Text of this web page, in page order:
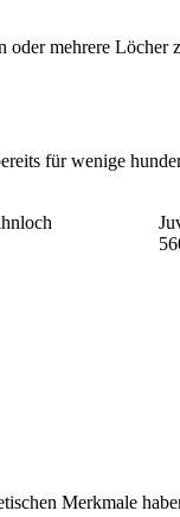
mehrere
für wenige
Merkmale